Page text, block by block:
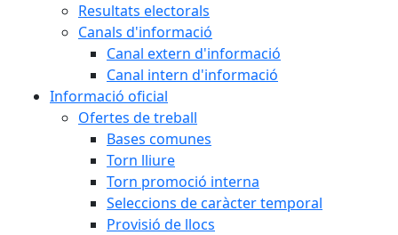
Resultats electorals
Canals d'informació
Canal extern d'informació
Canal intern d'informació
Informació oficial
Ofertes de treball
Bases comunes
Torn lliure
Torn promoció interna
Seleccions de caràcter temporal
Provisió de llocs